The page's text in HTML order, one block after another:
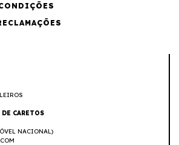
CARETOS
NACIONAL)